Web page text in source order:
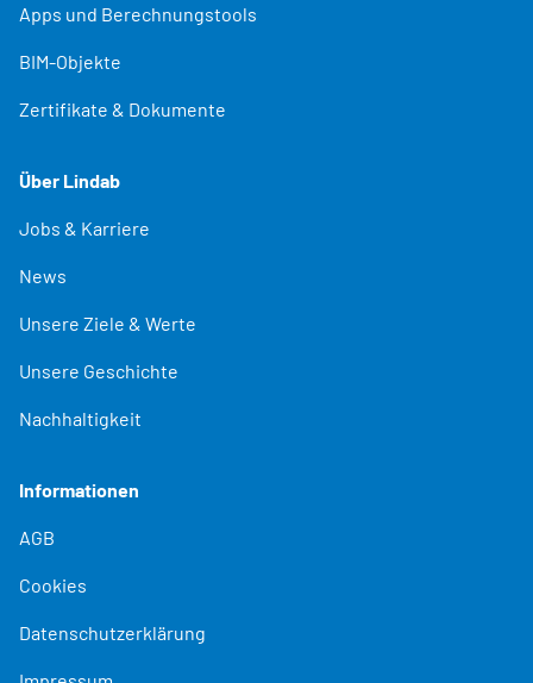
Apps und Berechnungstools
BIM-Objekte
Zertifikate & Dokumente
Über Lindab
Jobs & Karriere
News
Unsere Ziele & Werte
Unsere Geschichte
Nachhaltigkeit
Informationen
AGB
Cookies
Datenschutzerklärung